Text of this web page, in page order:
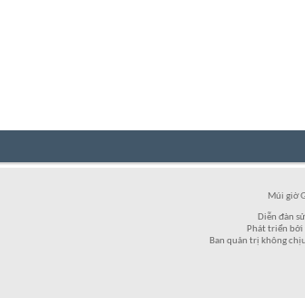
Múi giờ
Diễn đàn
Phát triển bởi
Ban quản trị không